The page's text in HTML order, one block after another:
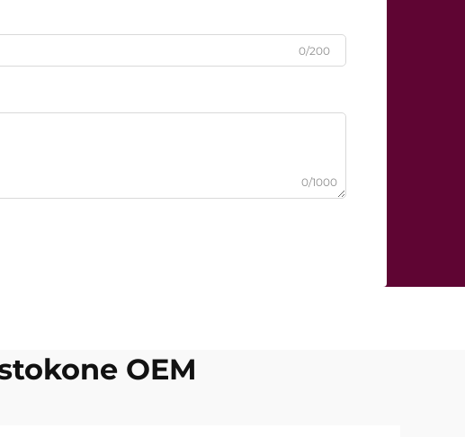
0/200
0/1000
OEM